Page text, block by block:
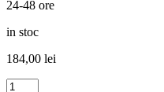
24-48 ore
in stoc
184,00 lei
Cantitate